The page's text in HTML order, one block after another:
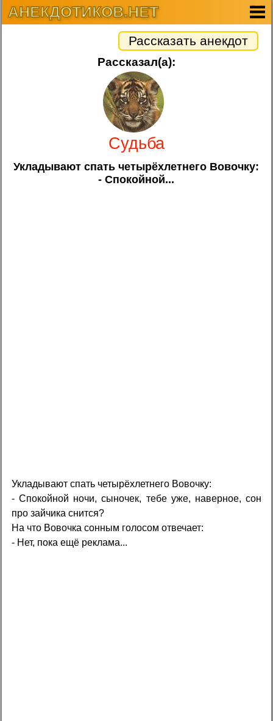
АНЕКДОТИКОВ.НЕТ
Рассказать анекдот
Рассказал(а):
Судьба
Укладывают спать четырёхлетнего Вовочку:
- Спокойной...
Укладывают спать четырёхлетнего Вовочку:
- Спокойной ночи, сыночек, тебе уже, наверное, сон
про зайчика снится?
На что Вовочка сонным голосом отвечает:
- Нет, пока ещё реклама...